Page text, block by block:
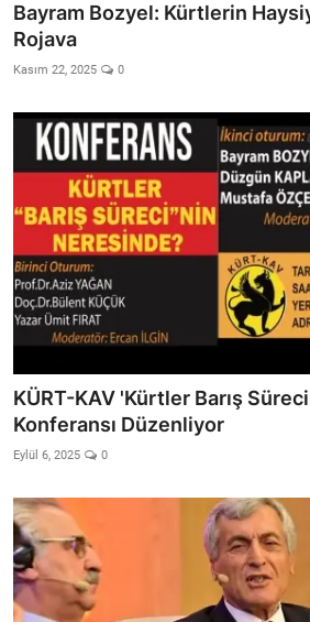
Bayram Bozyel: Kürtlerin
Rojava
Kasım 22, 2025 0
KÜRT-KAV 'Kürtler Barış
Konferansı Düzenliyor
Eylül 6, 2025 0